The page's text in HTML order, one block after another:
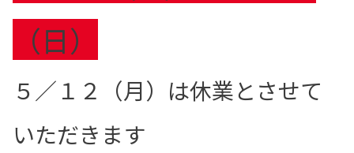
（日）
５／１２（月）は休業とさせて
いただきます